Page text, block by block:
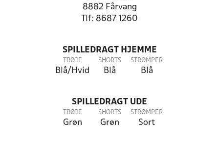
8882 Fårvang
Tlf: 8687 1260
SPILLEDRAGT HJEMME
TRØJE
Blå/Hvid
SHORTS
Blå
STRØMPER
Blå
SPILLEDRAGT UDE
TRØJE
Grøn
SHORTS
Grøn
STRØMPER
Sort